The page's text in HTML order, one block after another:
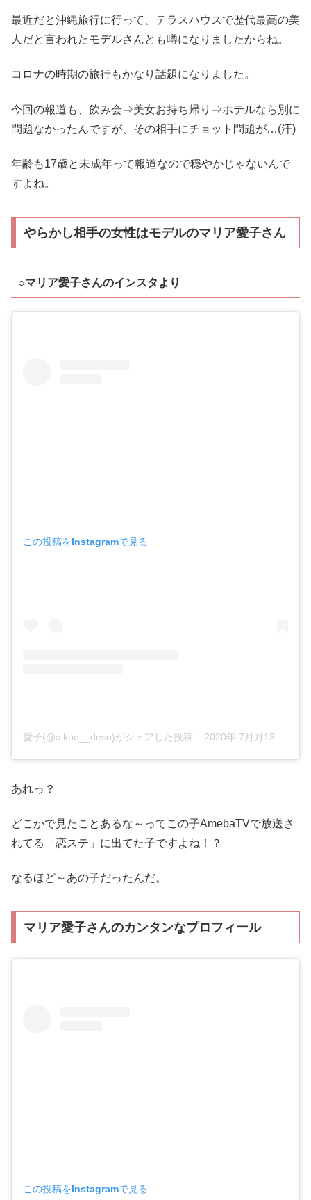
最近だと沖縄旅行に行って、テラスハウスで歴代最高の美
人だと言われたモデルさんとも噂になりましたからね。
コロナの時期の旅行もかなり話題になりました。
今回の報道も、飲み会⇒美女お持ち帰り⇒ホテルなら別に
問題なかったんですが、その相手にチョット問題が…(汗)
年齢も17歳と未成年って報道なので穏やかじゃないんで
すよね。
やらかし相手の女性はモデルのマリア愛子さん
○マリア愛子さんのインスタより
この投稿をInstagramで見る
愛子(@aikoo__desu)がシェアした投稿 – 2020年 7月月13日午前6時19分PDT
あれっ？
どこかで見たことあるな～ってこの子AmebaTVで放送さ
れてる「恋ステ」に出てた子ですよね！？
なるほど～あの子だったんだ。
マリア愛子さんのカンタンなプロフィール
この投稿をInstagramで見る